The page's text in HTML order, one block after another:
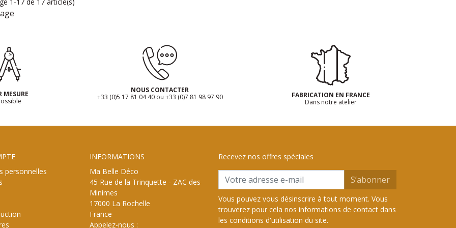
MESURE
NOUS CONTACTER
+33 (0)5 17 81 04 40 ou +33 (0)7 81 98 97 90
FABRICATION EN FRANCE
Dans notre atelier
personnelles
INFORMATIONS
Ma Belle Déco
45 Rue de la Trinquette - ZAC des
Minimes
17000 La Rochelle
France
Appelez-nous :
Recevez nos offres spéciales
S’abonner
Vous pouvez vous désinscrire à tout moment. Vous
trouverez pour cela nos informations de contact dans
les conditions d'utilisation du site.